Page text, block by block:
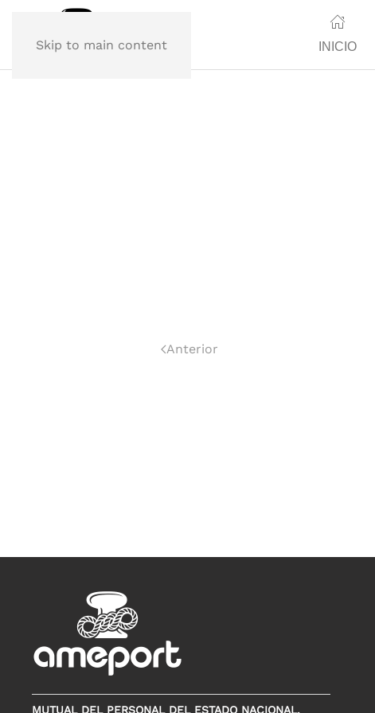
Skip to main content INICIO
Anterior
MUTUAL DEL PERSONAL DEL ESTADO NACIONAL,